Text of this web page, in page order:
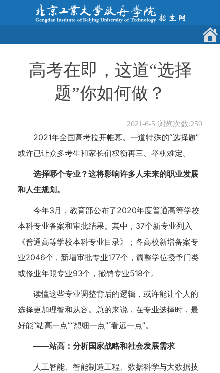
高考在即，这道“选择
题”你如何做？
2021-6-5浏览次数:250
2021年全国高考拉开帷幕。一道特殊的“选择题”
或许已让众多考生和家长们权衡再三、举棋难定。
选择哪个专业？这将影响许多人未来的职业发展
和人生规划。
今年3月，教育部公布了2020年度普通高等学校
本科专业备案和审批结果。其中，37个新专业列入
《普通高等学校本科专业目录》；各高校新增备案专
业2046个，新增审批专业177个，调整学位授予门类
或修业年限专业93个，撤销专业518个。
读懂这些专业调整背后的逻辑，或许能让个人的
选择更加理智和从容。总的来说，在专业选择时，最
好能“站高一点”“想细一点”“看远一点”。
——站高：分析国家战略和社会发展需求
人工智能、智能制造工程、数据科学与大数据技